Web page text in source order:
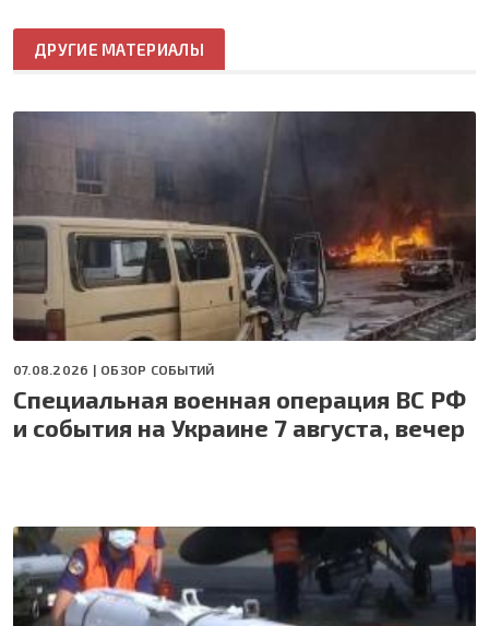
ДРУГИЕ МАТЕРИАЛЫ
07.08.2026 | ОБЗОР СОБЫТИЙ
Специальная военная операция ВС РФ
и события на Украине 7 августа, вечер